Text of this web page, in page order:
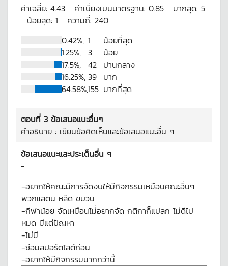
ค่าเฉลี่ย: 4.43 ค่าเบี่ยงเบนมาตรฐาน: 0.85 มากสุด: 5
น้อยสุด: 1 ความถี่: 240
0.42%, 1
น้อยที่สุด
1.25%, 3
น้อย
17.5%, 42 ปานกลาง
16.25%, 39 มาก
64.58%,155 มากที่สุด
ตอนที่ 3 ข้อเสนอแนะอื่นๆ
คำอธิบาย : เขียนข้อคิดเห็นและข้อเสนอแนะอื่น ๆ
ข้อเสนอแนะและประเด็นอื่น ๆ
-
-อยากให้คณะมีการจัดงบให้มีกิจกรรมเหมือนคณะอื่นๆ
พวกแสตน หลีด ขบวน
-กีฬาน้อย จัดเหมือนไม่่อยากจัด กติกาก็แปลก ไม่ดีไป
หมด มีแต่ปัญหา
-ไม่มี
-ซ่อมสปอร์ตไลต์ก่อน
-อยากให้มีกิจกรรมมากกว่านี้